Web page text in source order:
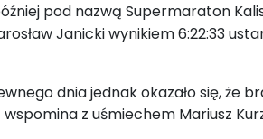
pod nazwą Supermaraton
Janicki wynikiem 6:22:33
dnia jednak okazało się, że
z uśmiechem Mariusz